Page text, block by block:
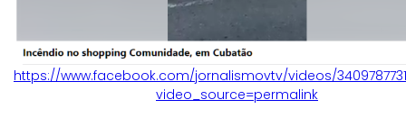
https://www.facebook.com/jornalismovtv/videos/
video_source=permalink